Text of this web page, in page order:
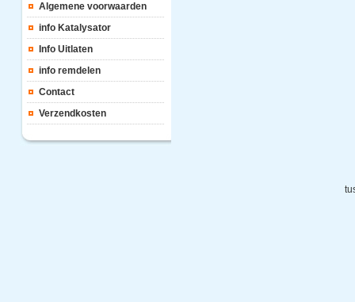
Algemene voorwaarden
info Katalysator
Info Uitlaten
info remdelen
Contact
Verzendkosten